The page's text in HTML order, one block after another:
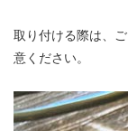
取り付ける際は、
意ください。